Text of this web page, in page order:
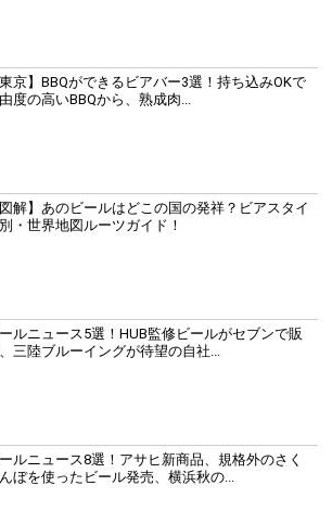
東京】BBQができるビアバー3選！持ち込みOKで
度の高いBBQから、熟成肉...
図解】あのビールはどこの国の発祥？ビアスタイ
・世界地図ルーツガイド！
ルニュース5選！HUB監修ビールがセブンで販
三陸ブルーイングが待望の自社...
ルニュース8選！アサヒ新商品、規格外のさく
ぼを使ったビール発売、横浜秋の...